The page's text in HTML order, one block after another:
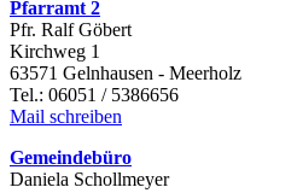
Pfarramt 2
Pfr. Ralf Göbert
Kirchweg 1
63571 Gelnhausen - Meerholz
Tel.: 06051 / 5386656
Mail schreiben
Gemeindebüro
Daniela Schollmeyer